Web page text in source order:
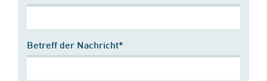
Betreff der Nachricht*